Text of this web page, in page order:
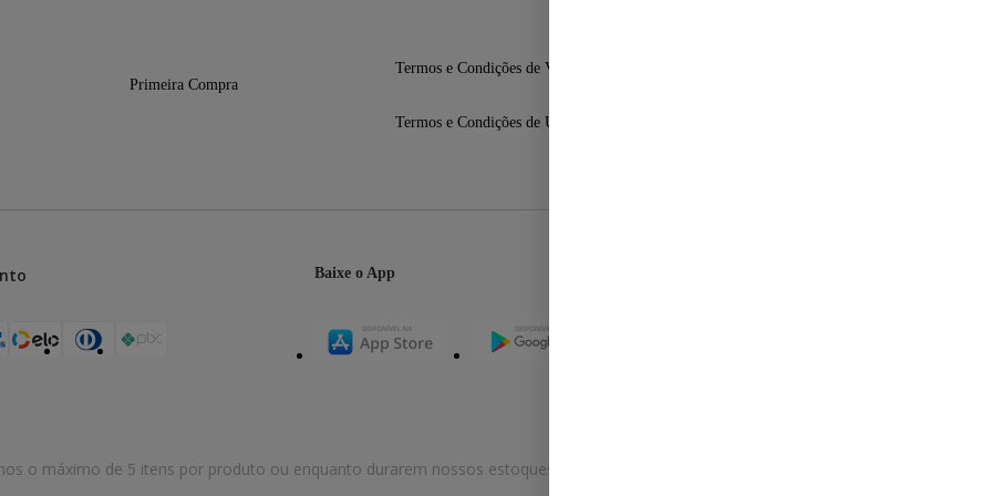
Primeira Compra
Termos e Condições de Venda
Termos e Condições de Uso
Baixe o App
o máximo de 5 itens por produto ou enquanto durarem nossos estoques.